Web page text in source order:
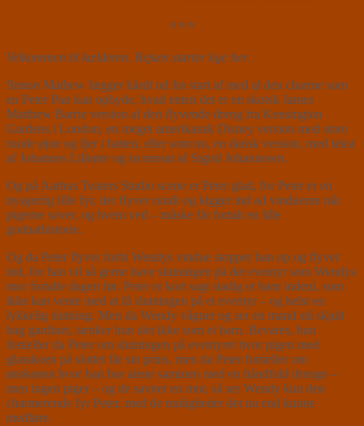
⭐⭐⭐
Velkommen til kælderen. Rejsen starter lige her.
Simon Mathew lægger hårdt ud fra start af med al den charme som
en Peter Pan kan opbyde, hvad enten det er en skotsk James
Matthew Barrie version af den flyvende dreng fra Kensington
Gardens i London, en meget amerikansk Disney version med store
runde øjne og fjer i hatten, eller som nu, en dansk version, med tekst
af Johannes Lilleøre og iscenesat af Sigrid Johannesen.
Og på Aarhus Teaters Studio scene er Peter glad, for Peter er en
nysgerrig lille fyr, der flyver rundt og kigger ind ad vinduerne når
pigerne sover, og hvem ved – måske får fortalt en lille
godnathistorie.
Og da Peter flyver forbi Wendys vindue stopper han op og flyver
ind, for han vil så gerne have slutningen på det eventyr som Wendys
mor fortalte dagen før. Peter er kort sagt stadig et barn indeni, som
ikke kan vente med at få slutningen på et eventyr – og helst en
lykkelig slutning. Men da Wendy vågner og ser en mand stå skjult
bag gardinet, tænker hun slet ikke som et barn. Bevares, hun
fortæller da Peter om slutningen på eventyret hvor pigen med
glasskoen på slottet får sin prins, men da Peter fortæller om
ønskeøen hvor han bor alene sammen med en håndfuld drenge –
men ingen piger – og de savner en mor, så ser Wendy kun den
charmerende fyr Peter, med de muligheder det nu end kunne
medføre.